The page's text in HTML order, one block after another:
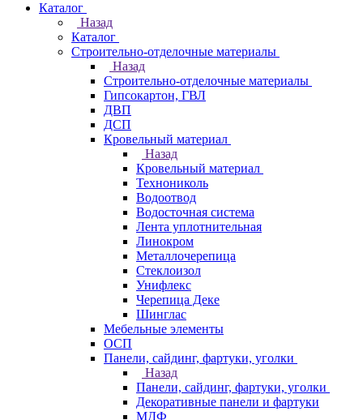
Каталог
Назад
Каталог
Строительно-отделочные материалы
Назад
Строительно-отделочные материалы
Гипсокартон, ГВЛ
ДВП
ДСП
Кровельный материал
Назад
Кровельный материал
Технониколь
Водоотвод
Водосточная система
Лента уплотнительная
Линокром
Металлочерепица
Стеклоизол
Унифлекс
Черепица Деке
Шинглас
Мебельные элементы
ОСП
Панели, сайдинг, фартуки, уголки
Назад
Панели, сайдинг, фартуки, уголки
Декоративные панели и фартуки
МДФ